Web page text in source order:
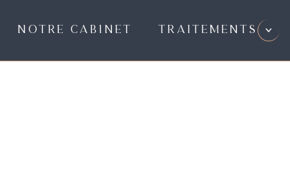
NOTRE CABINET TRAITEMENTS